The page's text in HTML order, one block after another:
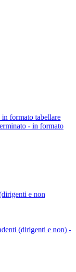
in formato tabellare
- in formato
e non
(dirigenti e non) -